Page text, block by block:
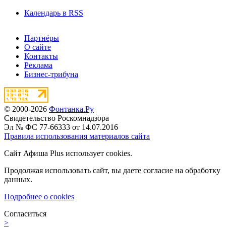
Календарь в RSS
Партнёры
О сайте
Контакты
Реклама
Бизнес-трибуна
© 2000-2026 Фонтанка.Ру
Свидетельство Роскомнадзора
Эл № ФС 77-66333 от 14.07.2016
Правила использования материалов сайта
Сайт Афиша Plus использует cookies.
Продолжая использовать сайт, вы даете согласие на обработку
данных.
Подробнее о cookies
Согласиться
>